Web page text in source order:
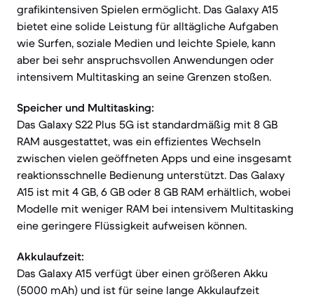
grafikintensiven Spielen ermöglicht. Das Galaxy A15
bietet eine solide Leistung für alltägliche Aufgaben
wie Surfen, soziale Medien und leichte Spiele, kann
aber bei sehr anspruchsvollen Anwendungen oder
intensivem Multitasking an seine Grenzen stoßen.
Speicher und Multitasking:
Das Galaxy S22 Plus 5G ist standardmäßig mit 8 GB
RAM ausgestattet, was ein effizientes Wechseln
zwischen vielen geöffneten Apps und eine insgesamt
reaktionsschnelle Bedienung unterstützt. Das Galaxy
A15 ist mit 4 GB, 6 GB oder 8 GB RAM erhältlich, wobei
Modelle mit weniger RAM bei intensivem Multitasking
eine geringere Flüssigkeit aufweisen können.
Akkulaufzeit:
Das Galaxy A15 verfügt über einen größeren Akku
(5000 mAh) und ist für seine lange Akkulaufzeit